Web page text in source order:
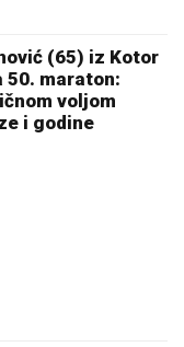
(65) iz Kotor
50. maraton:
voljom
i godine